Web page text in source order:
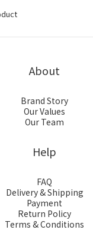
About
Brand Story
Our Values
Our Team
Help
FAQ
Delivery & Shipping
Payment
Return Policy
Terms & Conditions